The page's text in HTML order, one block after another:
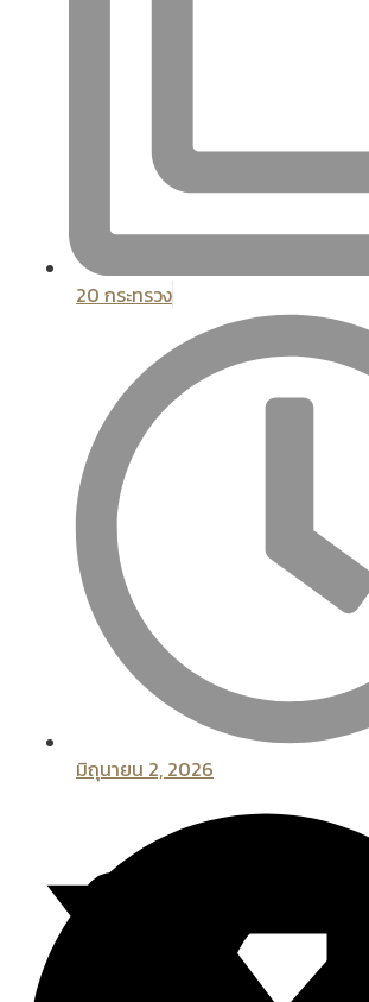
20 กระทรวง
มิถุนายน 2, 2026